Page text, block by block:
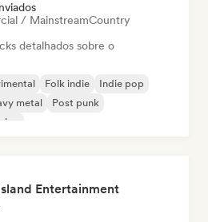
/ MainstreamCountry
detalhados sobre o
Folk indie
Indie pop
metal
Post punk
Entertainment